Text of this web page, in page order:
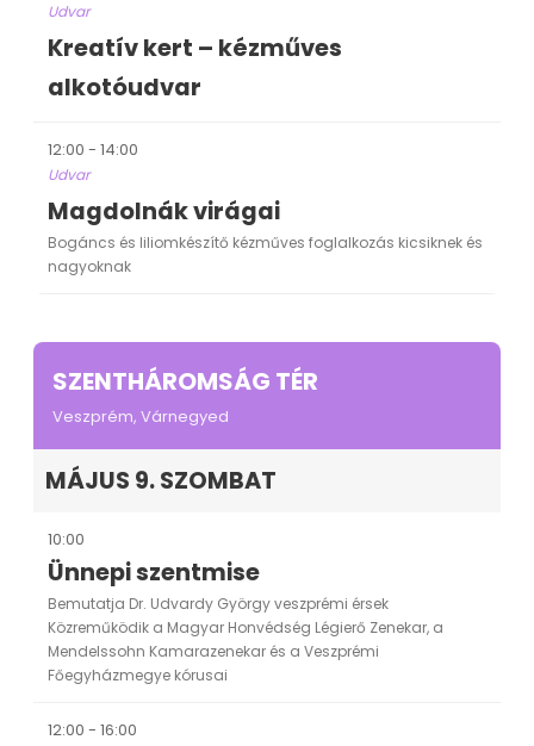
Udvar
Kreatív kert – kézműves
alkotóudvar
12:00 - 14:00
Udvar
Magdolnák virágai
Bogáncs és liliomkészítő kézműves foglalkozás kicsiknek és
nagyoknak
SZENTHÁROMSÁG TÉR
Veszprém, Várnegyed
MÁJUS 9. SZOMBAT
10:00
Ünnepi szentmise
Bemutatja Dr. Udvardy György veszprémi érsek
Közreműködik a Magyar Honvédség Légierő Zenekar, a
Mendelssohn Kamarazenekar és a Veszprémi
Főegyházmegye kórusai
12:00 - 16:00